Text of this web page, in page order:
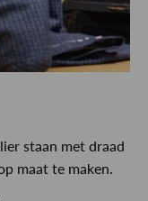
staan met draad
maat te maken.